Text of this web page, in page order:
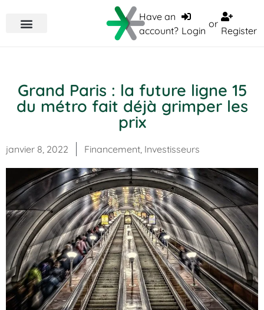
Have an
account? Login
or
Register
Grand Paris : la future ligne 15
du métro fait déjà grimper les
prix
janvier 8, 2022 Financement, Investisseurs